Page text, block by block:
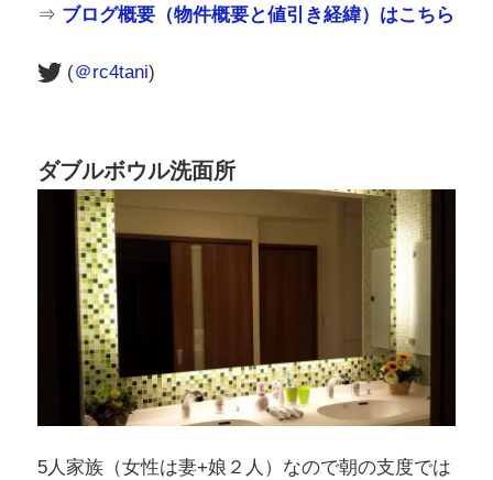
⇒ ブログ概要（物件概要と値引き経緯）はこちら
(＠rc4tani)
ダブルボウル洗面所
5人家族（女性は妻+娘２人）なので朝の支度では